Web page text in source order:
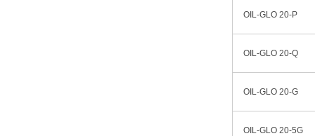
OIL-GLO 20-P
OIL-GLO 20-Q
OIL-GLO 20-G
OIL-GLO 20-5G